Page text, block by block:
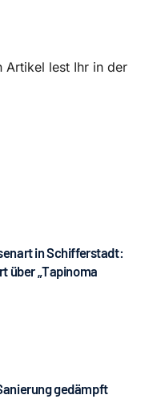
Artikel lest Ihr in der
in Schifferstadt:
über „Tapinoma
gedämpft